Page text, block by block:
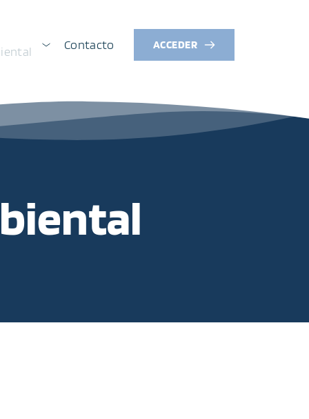
Contacto ACCEDER